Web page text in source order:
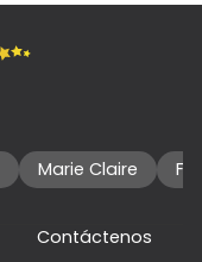
Marie Claire
Contáctenos